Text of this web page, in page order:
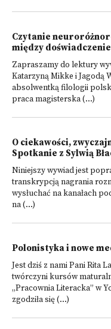
Czytanie
między
Zapraszamy do lektury
Katarzyną Mikke i Jagodą
absolwentką filologii
praca magisterska (...)
O ciekawości,
Spotkanie z Sylwią
Niniejszy wywiad jest
transkrypcją nagrania
wysłuchać na kanałach
na (...)
Polonistyka i nowe
Jest dziś z nami Pani Rita
twórczyni kursów
„Pracownia Literacka” w
zgodziła się (...)